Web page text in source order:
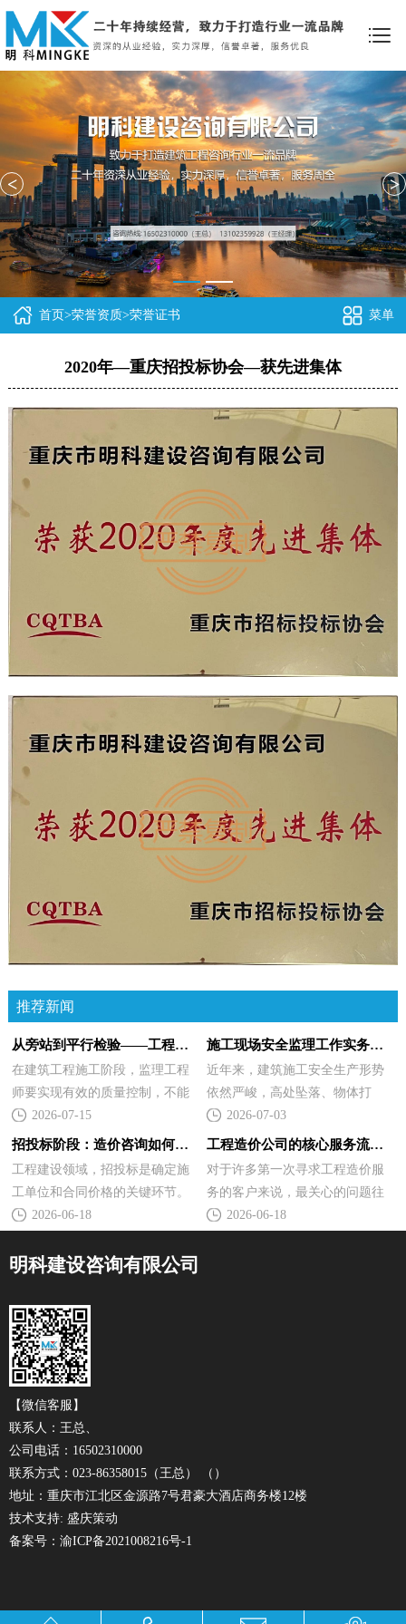
< >
首页>荣誉资质>荣誉证书 菜单
2020年—重庆招投标协会—获先进集体
推荐新闻
从旁站到平行检验——工程监理现场质量把控的关键手段与常见误区
在建筑工程施工阶段，监理工程
师要实现有效的质量控制，不能
只停留在看图纸、签资料上，"旁
站、巡视、平行检验"三大现场手
段的运用水平直接决定了监理工
作的实效。许多新入职监理人员
和部分施...
2026-07-15
施工现场安全监理工作实务指南——隐患排查、危大工程管控与资料闭环
近年来，建筑施工安全生产形势
依然严峻，高处坠落、物体打
击、坍塌、起重伤害等事故时有
发生。作为施工现场独立的监督
力量，安全监理不仅是法律赋予
的职责，也是规避监理自身执业
风险的重要环节。本文从实操层
面讲解...
2026-07-03
招投标阶段：造价咨询如何助力“合理低价”中标？
工程建设领域，招投标是确定施
工单位和合同价格的关键环节。
对于建设单位而言，如何既能控
带来的质量隐患，是一个巨大的
的专业介入显得尤为重要。在招
投标...
2026-06-18
工程造价公司的核心服务流程：如何确保数据精准
对于许多第一次寻求工程造价服
务的客户来说，最关心的问题往
往是：“你们是如何保证预算或结
2026-06-18
明科建设咨询有限公司
【微信客服】
联系人：王总、
公司电话：16502310000
联系方式：023-86358015（王总） （）
地址：重庆市江北区金源路7号君豪大酒店商务楼12楼
技术支持: 盛庆策动
备案号： 渝ICP备2021008216号-1